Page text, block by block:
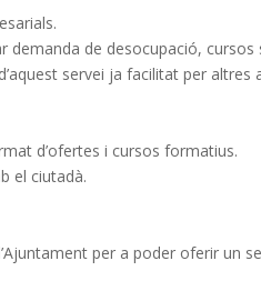
demanda de desocupació,
servei ja facilitat per
d’ofertes i cursos formatius.
el ciutadà.
per a poder oferir un